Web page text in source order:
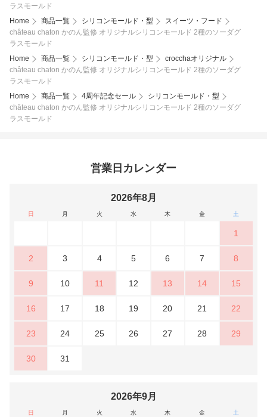
ラスモールド
Home
商品一覧 シリコンモールド・型
スイーツ・フード
château chaton かのん監修 オリジナルシリコンモールド 2種のソーダグ
ラスモールド
Home
商品一覧 シリコンモールド・型
crocchaオリジナル
château chaton かのん監修 オリジナルシリコンモールド 2種のソーダグ
ラスモールド
Home
商品一覧 4周年記念セール
シリコンモールド・型
château chaton かのん監修 オリジナルシリコンモールド 2種のソーダグ
ラスモールド
営業日カレンダー
2026年8月
日 月 火 水 木 金 土
1
2 3 4 5 6 7 8
9 10 11 12 13 14 15
16 17 18 19 20 21 22
23 24 25 26 27 28 29
30 31
2026年9月
日 月 火 水 木 金 土